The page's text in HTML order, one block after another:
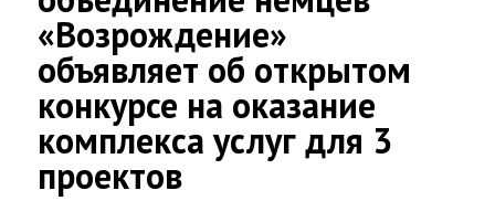
«Возрождение»
объявляет об открытом
конкурсе на оказание
комплекса услуг для 3
проектов